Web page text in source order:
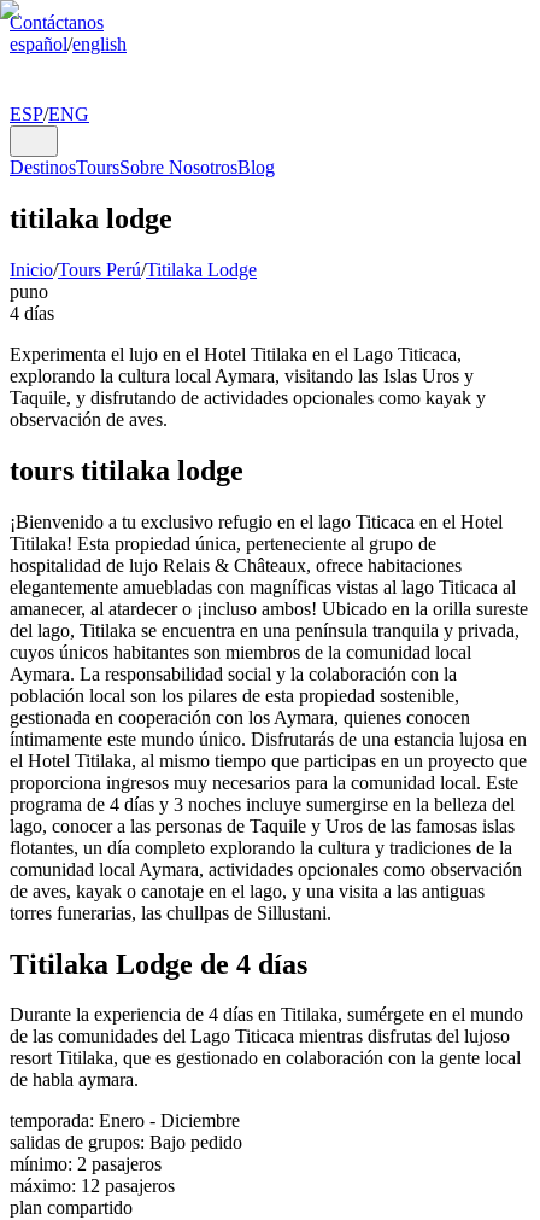
Contáctanos
español/english
ESP/ENG
DestinosToursSobre NosotrosBlog
titilaka lodge
Inicio/Tours Perú/Titilaka Lodge
puno
4 días
Experimenta el lujo en el Hotel Titilaka en el Lago Titicaca,
explorando la cultura local Aymara, visitando las Islas Uros y
Taquile, y disfrutando de actividades opcionales como kayak y
observación de aves.
tours titilaka lodge
¡Bienvenido a tu exclusivo refugio en el lago Titicaca en el Hotel
Titilaka! Esta propiedad única, perteneciente al grupo de
hospitalidad de lujo Relais & Châteaux, ofrece habitaciones
elegantemente amuebladas con magníficas vistas al lago Titicaca al
amanecer, al atardecer o ¡incluso ambos! Ubicado en la orilla sureste
del lago, Titilaka se encuentra en una península tranquila y privada,
cuyos únicos habitantes son miembros de la comunidad local
Aymara. La responsabilidad social y la colaboración con la
población local son los pilares de esta propiedad sostenible,
gestionada en cooperación con los Aymara, quienes conocen
íntimamente este mundo único. Disfrutarás de una estancia lujosa en
el Hotel Titilaka, al mismo tiempo que participas en un proyecto que
proporciona ingresos muy necesarios para la comunidad local. Este
programa de 4 días y 3 noches incluye sumergirse en la belleza del
lago, conocer a las personas de Taquile y Uros de las famosas islas
flotantes, un día completo explorando la cultura y tradiciones de la
comunidad local Aymara, actividades opcionales como observación
de aves, kayak o canotaje en el lago, y una visita a las antiguas
torres funerarias, las chullpas de Sillustani.
Titilaka Lodge de 4 días
Durante la experiencia de 4 días en Titilaka, sumérgete en el mundo
de las comunidades del Lago Titicaca mientras disfrutas del lujoso
resort Titilaka, que es gestionado en colaboración con la gente local
de habla aymara.
temporada: Enero - Diciembre
salidas de grupos: Bajo pedido
mínimo: 2 pasajeros
máximo: 12 pasajeros
plan compartido